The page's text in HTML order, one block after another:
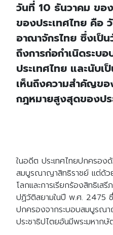
วันที่ 10 ธันวาคม ขอ
ของประเทศไทย คือ
อาณาจักรไทย ซึ่งเป็น
ถึงการก่อกำเนิดระบอ
ประเทศไทย และนับ
เห็นถึงความสำคัญข
กฎหมายสูงสุดของปร
ในอดีต ประเทศไทยปกครอง
สมบูรณาญาสิทธิราชย์ แต่ด้ว
โลกและการเรียกร้องสิทธิเส
ปฏิวัติสยามในปี พ.ศ. 2475
ปกครองจากระบอบสมบูรณา
ประชาธิปไตยอันมีพระมหากษั